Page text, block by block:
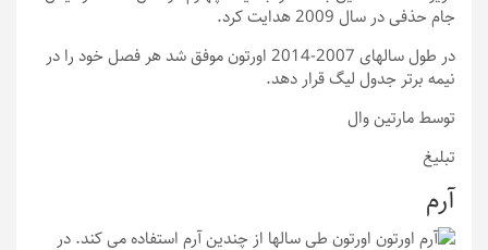
جام حذفی در سال 2009 هدایت کرد.
در طول سالهای 2007-2014 اورتون موفق شد هر فصل خود را در
نیمه برتر جدول لیگ قرار دهد.
توسط مارتین وال
تبلیغ
آرم
اورتون طی سالها از چندین آرم استفاده می کند. در